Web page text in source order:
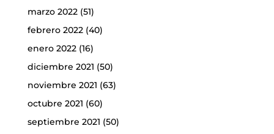
marzo 2022(51)
febrero 2022(40)
enero 2022(16)
diciembre 2021 (50)
noviembre 2021 (63)
octubre 2021 (60)
septiembre 2021 (50)